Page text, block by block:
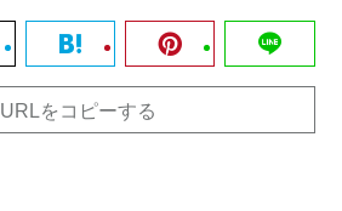
URLをコピーする